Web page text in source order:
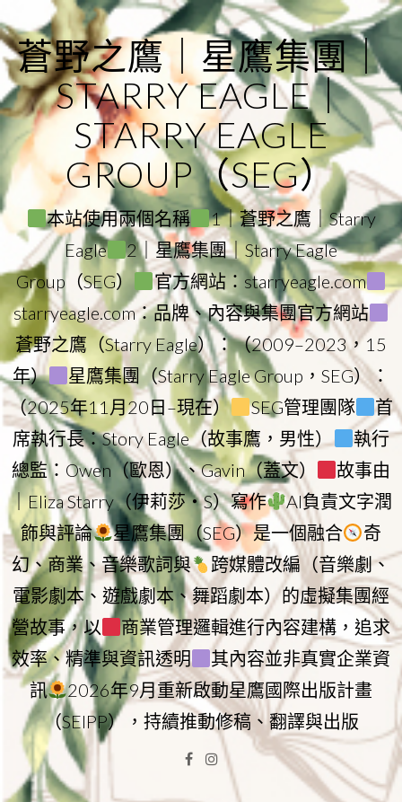
to
content
蒼野之鷹｜星鷹集團｜
STARRY EAGLE｜
STARRY EAGLE
GROUP（SEG）
本站使用兩個名稱
1｜蒼野之鷹｜Starry
Eagle
2｜星鷹集團｜Starry Eagle
Group（SEG）
官方網站：starryeagle.com
starryeagle.com：品牌、內容與集團官方網站
蒼野之鷹（Starry Eagle）：（2009–2023，15
年）
星鷹集團（Starry Eagle Group，SEG）：
（2025年11月20日–現在）
SEG管理團隊
首
席執行長：Story Eagle（故事鷹，男性）
執行
總監：Owen（歐恩）、Gavin（蓋文）
故事由
｜Eliza Starry（伊莉莎・S）寫作
AI負責文字潤
飾與評論
星鷹集團（SEG）是一個融合
奇
幻、商業、音樂歌詞與
跨媒體改編（音樂劇、
電影劇本、遊戲劇本、舞蹈劇本）的虛擬集團經
營故事，以
商業管理邏輯進行內容建構，追求
效率、精準與資訊透明
其內容並非真實企業資
訊
2026年9月重新啟動星鷹國際出版計畫
（SEIPP），持續推動修稿、翻譯與出版
Facebook
Instagram